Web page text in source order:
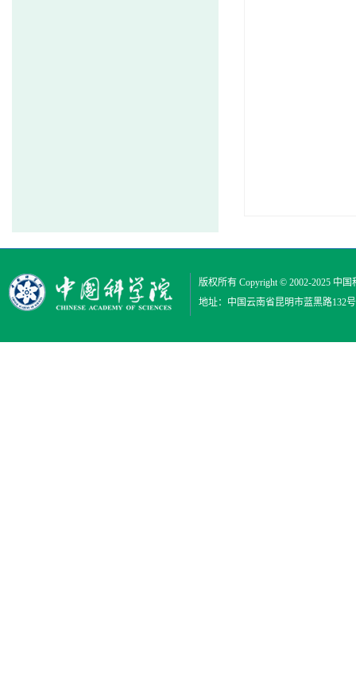
版权所有 Copyright © 2002-2025 中国
地址：中国云南省昆明市蓝黑路